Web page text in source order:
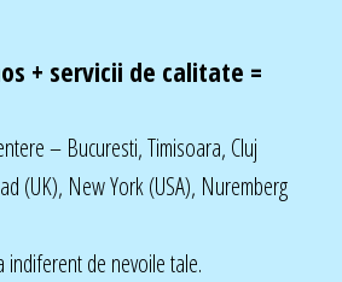
+ servicii de calitate =
– Bucuresti, Timisoara, Cluj
(UK), New York (USA), Nuremberg
indiferent de nevoile tale.